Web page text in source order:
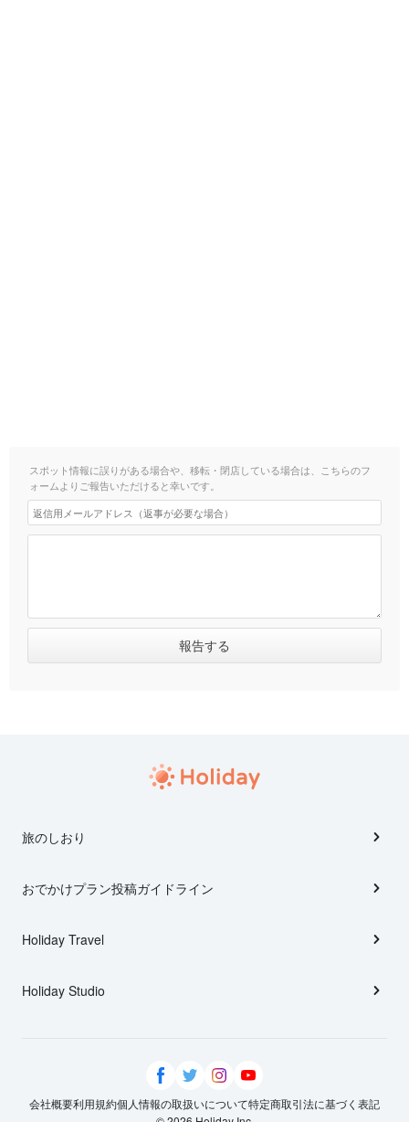
スポット情報に誤りがある場合や、移転・閉店している場合は、こちらのフ
ォームよりご報告いただけると幸いです。
旅のしおり
おでかけプラン投稿ガイドライン
Holiday Travel
Holiday Studio
会社概要利用規約個人情報の取扱いについて特定商取引法に基づく表記